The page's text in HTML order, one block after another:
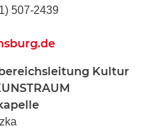
507-2439
Kultur